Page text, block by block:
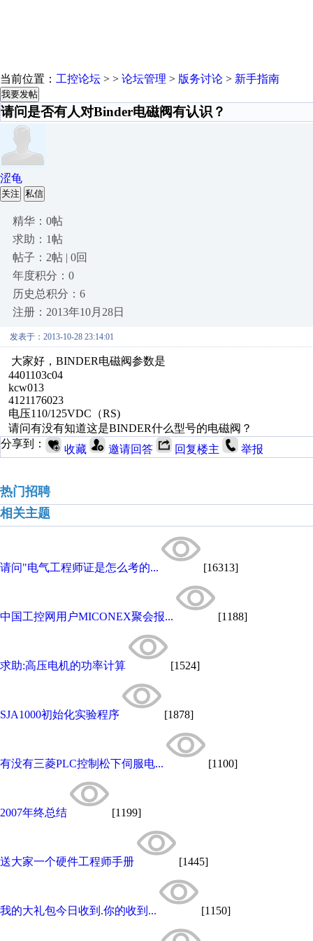
当前位置： 工控论坛 > > 论坛管理 > 版务讨论 > 新手指南
我要发帖
请问是否有人对Binder电磁阀有认识？
涩龟
关注 私信
精华：0帖
求助：1帖
帖子：2帖 | 0回
年度积分：0
历史总积分：6
注册：2013年10月28日
发表于：2013-10-28 23:14:01
大家好，BINDER电磁阀参数是
4401103c04
kcw013
4121176023
电压110/125VDC（RS)
请问有没有知道这是BINDER什么型号的电磁阀？
分享到：
收藏 邀请回答 回复楼主 举报
热门招聘
相关主题
请问"电气工程师证是怎么考的... [16313]
中国工控网用户MICONEX聚会报... [1188]
求助:高压电机的功率计算 [1524]
SJA1000初始化实验程序 [1878]
有没有三菱PLC控制松下伺服电... [1100]
2007年终总结 [1199]
送大家一个硬件工程师手册 [1445]
我的大礼包今日收到.你的收到... [1150]